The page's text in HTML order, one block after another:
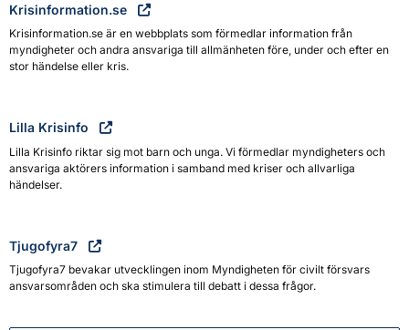
Krisinformation.se
Krisinformation.se är en webbplats som förmedlar information från
myndigheter och andra ansvariga till allmänheten före, under och efter en
stor händelse eller kris.
Lilla Krisinfo
Lilla Krisinfo riktar sig mot barn och unga. Vi förmedlar myndigheters och
ansvariga aktörers information i samband med kriser och allvarliga
händelser.
Tjugofyra7
Tjugofyra7 bevakar utvecklingen inom Myndigheten för civilt försvars
ansvarsområden och ska stimulera till debatt i dessa frågor.